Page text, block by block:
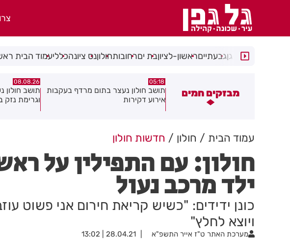
רמת גןגבעתייםראשון-לציוןבת יםרחובותחולוןנס ציונהכלליעמוד הבית
מבזקים חמים
תושב חולון נעצר בתום מרדף בעקבות
08.08.26
תושב חולון נעצר בחשד לאיומים
וגרימת נזק במספר עסקים
07.08.26
ולחזור!
עמוד הבית חולון חדשות חולון
חולון: עם התפילין על
ילד מרכב נעול
כונן ידידים: "כשיש קריאת חירום אני פשוט
ויוצא לחלץ"
מערכת האתר ט"ז אייר התשפ"א 28.04.21 | 13:02